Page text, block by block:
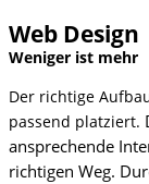
Web Design
Weniger ist mehr
Der richtige
passend platziert.
ansprechende
richtigen Weg.